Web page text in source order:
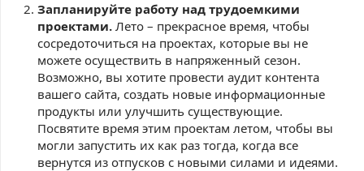
Запланируйте работу над трудоемкими
проектами. Лето – прекрасное время, чтобы
сосредоточиться на проектах, которые вы не
можете осуществить в напряженный сезон.
Возможно, вы хотите провести аудит контента
вашего сайта, создать новые информационные
продукты или улучшить существующие.
Посвятите время этим проектам летом, чтобы вы
могли запустить их как раз тогда, когда все
вернутся из отпусков с новыми силами и идеями.